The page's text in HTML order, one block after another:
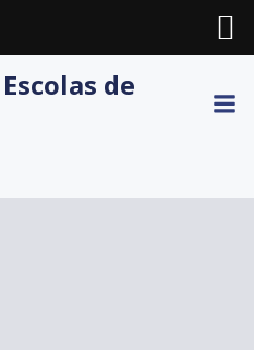
to
de